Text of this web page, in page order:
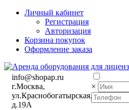
Личный кабинет
Регистрация
Авторизация
Корзина покупок
Оформление заказа
info@shopap.ru
г.Москва,
ул.Краснобогатырская,
д.19А
×